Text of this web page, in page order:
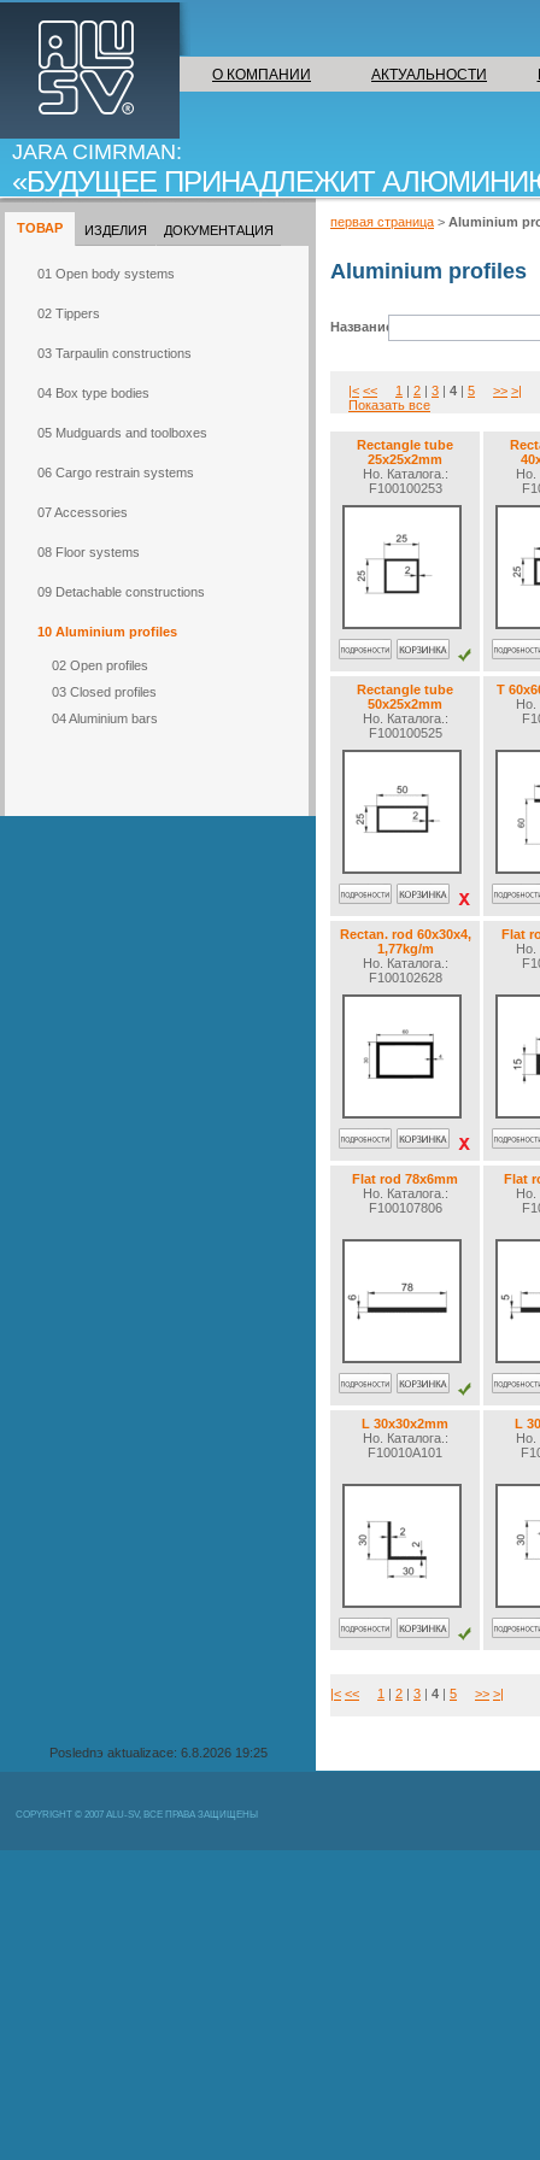
ALU-SV
О КОМПАНИИ АКТУАЛЬНОСТИ
JARA CIMRMAN:
БУДУЩЕЕ ПРИНАДЛЕЖИТ
Poslednэ aktualizace: 6.8.2026 19:25
ТОВАР
01 Open body systems
02 Tippers
03 Tarpaulin constructions
04 Box type bodies
05 Mudguards and toolboxes
06 Cargo restrain systems
07 Accessories
08 Floor systems
09 Detachable constructions
10 Aluminium profiles
02 Open profiles
03 Closed profiles
04 Aluminium bars
ИЗДЕЛИЯ ДОКУМЕНТАЦИЯ
первая страница > Aluminium
Aluminium profiles
Название:
|< << 1 | 2 | 3 | 4 | 5 >> >|
Показать все
Rectangle tube
25x25x2mm
Но. Каталогa.:
F100100253
Но.
Rectangle tube
50x25x2mm
Но. Каталогa.:
F100100525
T
Но.
Rectan. rod 60x30x4,
1,77kg/m
Но. Каталогa.:
F100102628
Flat
Но.
Flat rod 78x6mm
Но. Каталогa.:
F100107806
Flat
Но.
L 30x30x2mm
Но. Каталогa.:
F10010A101
L
Но.
|< << 1 | 2 | 3 | 4 | 5 >> >|
COPYRIGHT © 2007 ALU-SV, ВСЕ ПРАВА ЗАЩИЩЕНЫ